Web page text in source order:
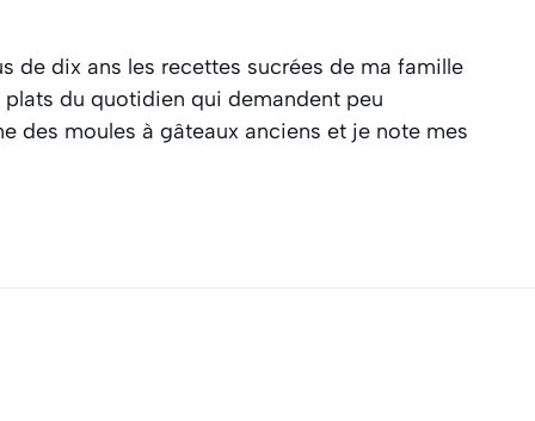
de dix ans les recettes sucrées de ma famille
du quotidien qui demandent peu
des moules à gâteaux anciens et je note mes